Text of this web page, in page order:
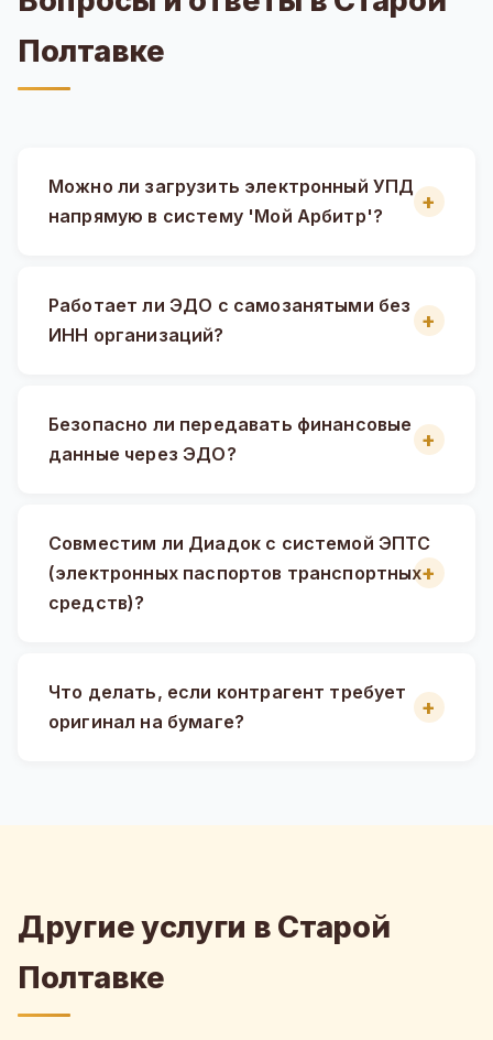
Полтавке
Можно ли загрузить электронный УПД
напрямую в систему 'Мой Арбитр'?
Работает ли ЭДО с самозанятыми без
ИНН организаций?
Безопасно ли передавать финансовые
данные через ЭДО?
Совместим ли Диадок с системой ЭПТС
(электронных паспортов транспортных
средств)?
Что делать, если контрагент требует
оригинал на бумаге?
Другие услуги в Старой
Полтавке